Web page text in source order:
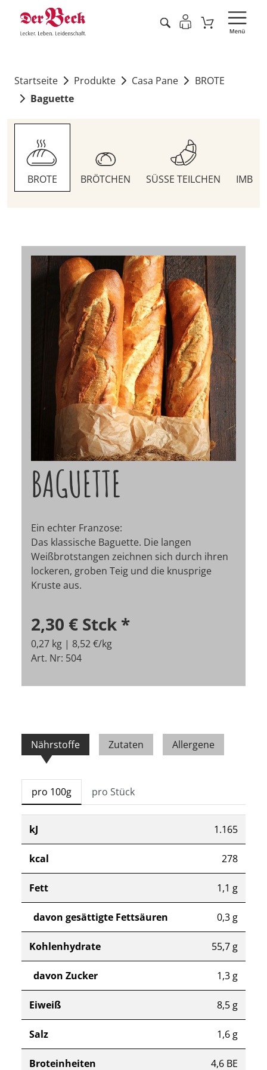
Startseite Produkte Casa Pane
BROTE
Baguette
BROTE BRÖTCHEN SÜSSE TEILCHEN
BAGUETTE
Ein echter Franzose:
Das klassische Baguette. Die langen
Weißbrotstangen zeichnen sich durch ihren
lockeren, groben Teig und die knusprige
Kruste aus.
2,30 € Stck *
0,27 kg | 8,52 €/kg
Art. Nr: 504
Nährstoffe Zutaten Allergene
pro 100g pro Stück
kJ 1.165
kcal 278
Fett 1,1 g
davon gesättigte Fettsäuren 0,3 g
Kohlenhydrate 55,7 g
davon Zucker 1,3 g
Eiweiß 8,5 g
Salz 1,6 g
Broteinheiten 4,6 BE